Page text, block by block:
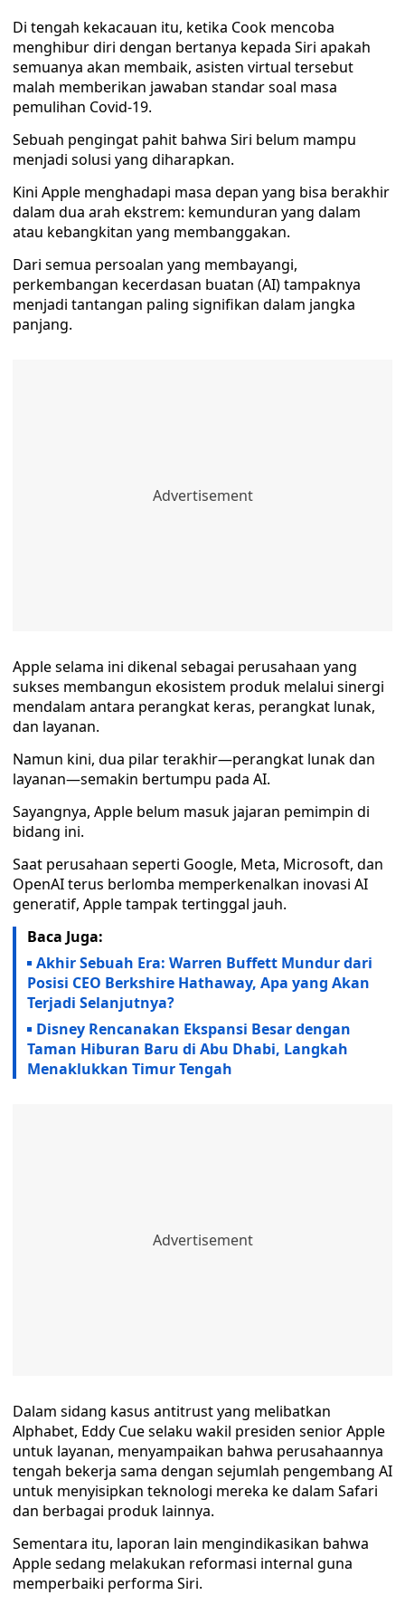
Di tengah kekacauan itu, ketika Cook mencoba
menghibur diri dengan bertanya kepada Siri apakah
semuanya akan membaik, asisten virtual tersebut
malah memberikan jawaban standar soal masa
pemulihan Covid-19.
Sebuah pengingat pahit bahwa Siri belum mampu
menjadi solusi yang diharapkan.
Kini Apple menghadapi masa depan yang bisa berakhir
dalam dua arah ekstrem: kemunduran yang dalam
atau kebangkitan yang membanggakan.
Dari semua persoalan yang membayangi,
perkembangan kecerdasan buatan (AI) tampaknya
menjadi tantangan paling signifikan dalam jangka
panjang.
Apple selama ini dikenal sebagai perusahaan yang
sukses membangun ekosistem produk melalui sinergi
mendalam antara perangkat keras, perangkat lunak,
dan layanan.
Namun kini, dua pilar terakhir—perangkat lunak dan
layanan—semakin bertumpu pada AI.
Sayangnya, Apple belum masuk jajaran pemimpin di
bidang ini.
Saat perusahaan seperti Google, Meta, Microsoft, dan
OpenAI terus berlomba memperkenalkan inovasi AI
generatif, Apple tampak tertinggal jauh.
Baca Juga:
Akhir Sebuah Era: Warren Buffett Mundur dari
Posisi CEO Berkshire Hathaway, Apa yang Akan
Terjadi Selanjutnya?
Disney Rencanakan Ekspansi Besar dengan
Taman Hiburan Baru di Abu Dhabi, Langkah
Menaklukkan Timur Tengah
Dalam sidang kasus antitrust yang melibatkan
Alphabet, Eddy Cue selaku wakil presiden senior Apple
untuk layanan, menyampaikan bahwa perusahaannya
tengah bekerja sama dengan sejumlah pengembang AI
untuk menyisipkan teknologi mereka ke dalam Safari
dan berbagai produk lainnya.
Sementara itu, laporan lain mengindikasikan bahwa
Apple sedang melakukan reformasi internal guna
memperbaiki performa Siri.